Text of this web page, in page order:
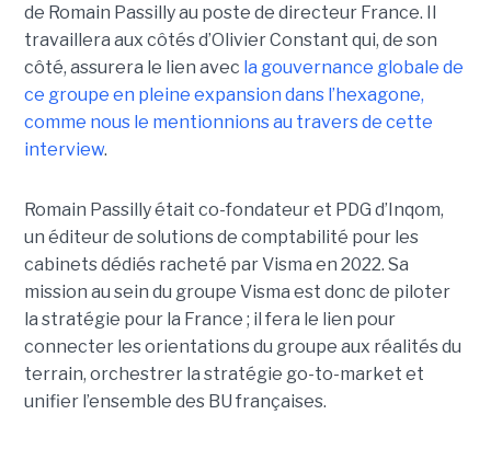
de Romain Passilly au poste de directeur France. Il
travaillera aux côtés d’Olivier Constant qui, de son
côté, assurera le lien avec la gouvernance globale de
ce groupe en pleine expansion dans l’hexagone,
comme nous le mentionnions au travers de cette
interview.
Romain Passilly était co-fondateur et PDG d’Inqom,
un éditeur de solutions de comptabilité pour les
cabinets dédiés racheté par Visma en 2022. Sa
mission au sein du groupe Visma est donc de piloter
la stratégie pour la France ; il fera le lien pour
connecter les orientations du groupe aux réalités du
terrain, orchestrer la stratégie go-to-market et
unifier l’ensemble des BU françaises.